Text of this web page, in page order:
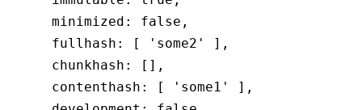
  minimized: false,
  fullhash: [ 'some2' ],
  chunkhash: [],
  contenthash: [ 'some1' ],